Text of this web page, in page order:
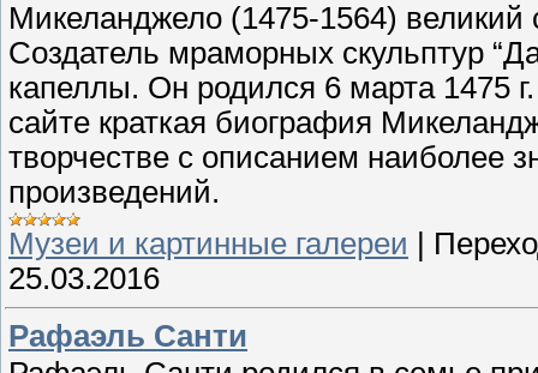
Микеланджело (1475-1564) великий
Создатель мраморных скульптур
капеллы. Он родился 6 марта 1475
сайте краткая биография
творчестве с описанием наиболее
произведений.
Музеи и картинные галереи
25.03.2016
Рафаэль Санти